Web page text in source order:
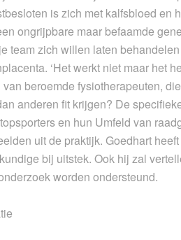
is zich met kalfsbloed en
ongrijpbare maar befaamde
team zich willen laten
‘Het werkt niet maar het
beroemde fysiotherapeuten,
anderen fit krijgen? De
en hun Umfeld van
uit de praktijk. Goedhart
bij uitstek. Ook hij zal
worden ondersteund.